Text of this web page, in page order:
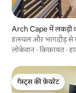
Arch Cape में लकड़ी
हलचल और भागदौड़ से
लोकेशन ·किफ़ायत ·
गेस्ट्स की फ़ेवरेट
गेस्ट्स की फ़ेवरेट